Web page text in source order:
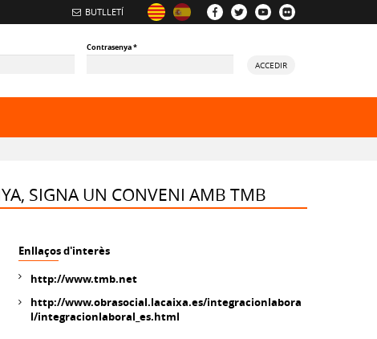
BUTLLETÍ
Contrasenya*
ACCEDIR
SIGNA UN CONVENI AMB TMB
Enllaços d'interès
http://www.tmb.net
http://www.obrasocial.lacaixa.es/integracionlabora
l/integracionlaboral_es.html